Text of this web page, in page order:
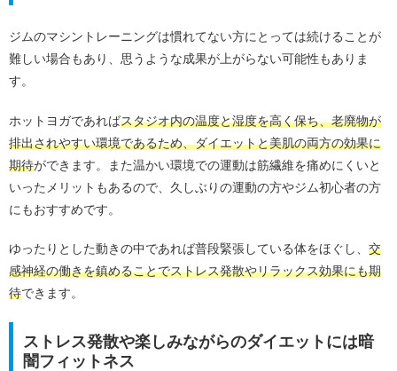
ジムのマシントレーニングは慣れてない方にとっては続けることが
難しい場合もあり、思うような成果が上がらない可能性もありま
す。
ホットヨガであればスタジオ内の温度と湿度を高く保ち、老廃物が
排出されやすい環境であるため、ダイエットと美肌の両方の効果に
期待ができます。また温かい環境での運動は筋繊維を痛めにくいと
いったメリットもあるので、久しぶりの運動の方やジム初心者の方
にもおすすめです。
ゆったりとした動きの中であれば普段緊張している体をほぐし、 交
感神経の働きを鎮めることでストレス発散やリラックス効果にも期
待できます。
ストレス発散や楽しみながらのダイエットには暗
闇フィットネス